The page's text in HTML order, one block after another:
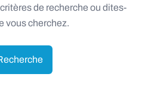
de recherche ou dites-
vous cherchez.